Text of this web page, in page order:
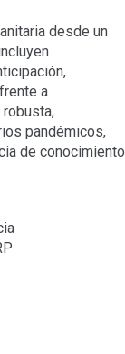
desde un
a
pandémicos,
de conocimiento